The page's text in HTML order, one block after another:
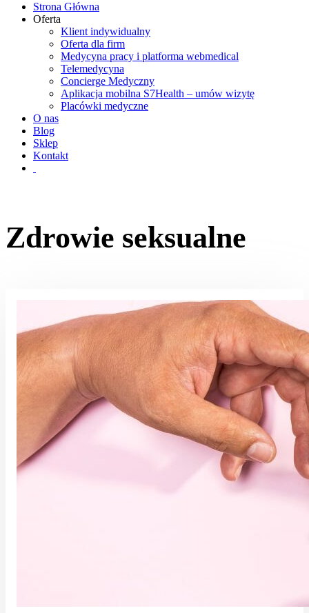
Strona Główna
Oferta
Klient indywidualny
Oferta dla firm
Medycyna pracy i platforma webmedical
Telemedycyna
Concierge Medyczny
Aplikacja mobilna S7Health – umów wizytę
Placówki medyczne
O nas
Blog
Sklep
Kontakt
Zdrowie seksualne